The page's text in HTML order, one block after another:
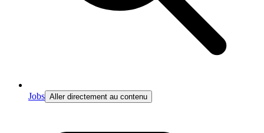
Jobs Aller directement au contenu